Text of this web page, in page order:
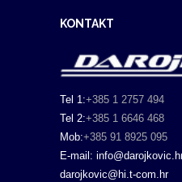
KONTAKT
Tel 1:+385 1 2757 494
Tel 2:+385 1 6646 468
Mob:+385 91 8925 095
E-mail:
darojkovic@hi.t-com.hr